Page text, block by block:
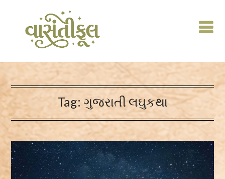
content
Tag: ગુજરાતી લઘુકથા